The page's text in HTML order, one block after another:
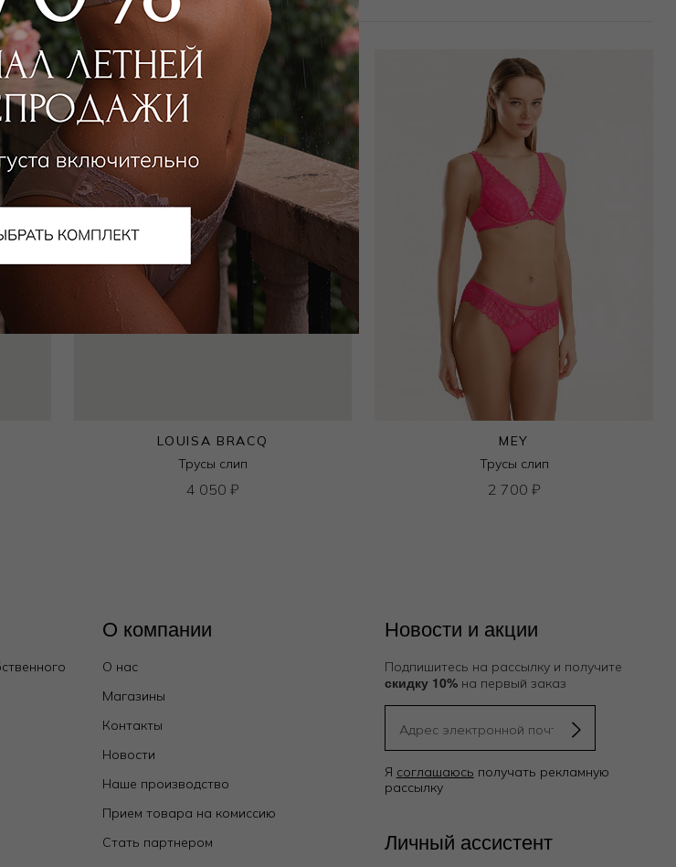
LOUISA BRACQ
Трусы слип
4 050 ₽
MEY
Трусы слип
2 700 ₽
О компании
О нас
Магазины
Контакты
Новости
Наше производство
Прием товара на комиссию
Стать партнером
Новости и акции
Подпишитесь на рассылку и получите
скидку 10%на первый заказ
Я соглашаюсь получать рекламную
рассылку
Личный ассистент